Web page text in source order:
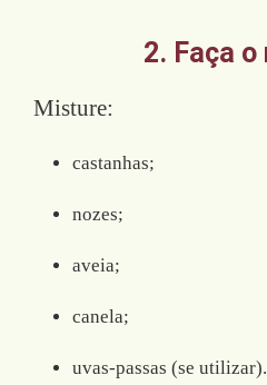
2. Faça o
Misture:
castanhas;
nozes;
aveia;
canela;
uvas-passas (se utilizar).